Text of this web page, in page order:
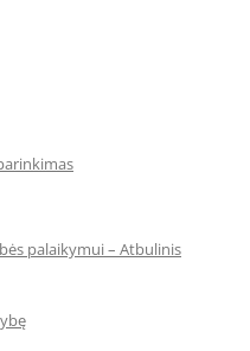
palaikymui – Atbulinis